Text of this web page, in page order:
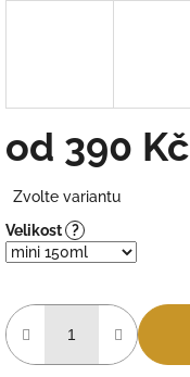
od 390 Kč
cena:
Zvolte variantu
Velikost ?